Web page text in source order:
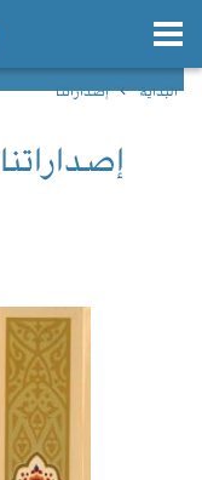
البداية إصداراتنا
إصداراتنا